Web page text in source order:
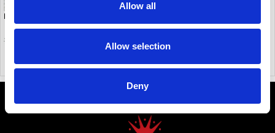
Allow all
Allow selection
Deny
NOMA
12,00